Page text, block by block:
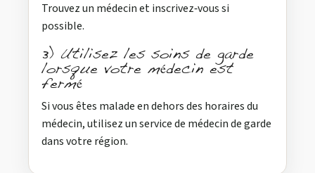
Trouvez un médecin et inscrivez‑vous si
possible.
3) Utilisez les soins de garde
lorsque votre médecin est
fermé
Si vous êtes malade en dehors des horaires du
médecin, utilisez un service de médecin de garde
dans votre région.